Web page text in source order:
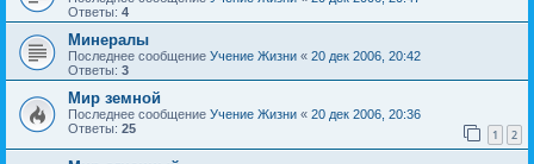
Ответы: 4
Минералы
Последнее сообщение Учение Жизни « 20 дек 2006, 20:42
Ответы: 3
Мир земной
Последнее сообщение Учение Жизни « 20 дек 2006, 20:36
Ответы: 25 1 2